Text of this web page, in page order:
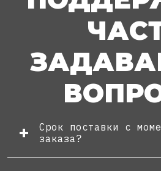
Срок поставки с
заказа?